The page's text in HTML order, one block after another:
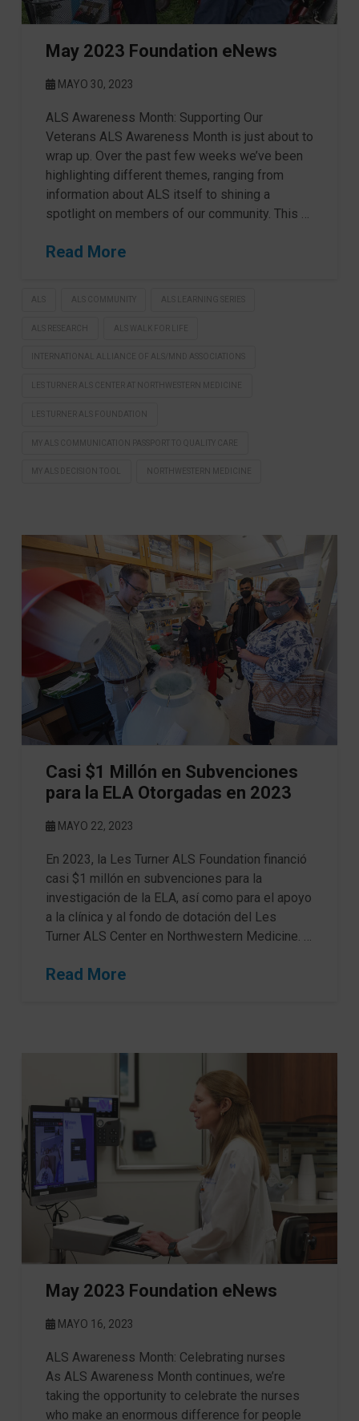
May 2023 Foundation eNews
MAYO 30, 2023
ALS Awareness Month: Supporting Our
Veterans ALS Awareness Month is just about to
wrap up. Over the past few weeks we’ve been
highlighting different themes, ranging from
information about ALS itself to shining a
spotlight on members of our community. This …
Read More
ALS ALS COMMUNITY ALS LEARNING SERIES
ALS RESEARCH ALS WALK FOR LIFE
INTERNATIONAL ALLIANCE OF ALS/MND ASSOCIATIONS
LES TURNER ALS CENTER AT NORTHWESTERN MEDICINE
LES TURNER ALS FOUNDATION
MY ALS COMMUNICATION PASSPORT TO QUALITY CARE
MY ALS DECISION TOOL NORTHWESTERN MEDICINE
Casi $1 Millón en Subvenciones
para la ELA Otorgadas en 2023
MAYO 22, 2023
En 2023, la Les Turner ALS Foundation financió
casi $1 millón en subvenciones para la
investigación de la ELA, así como para el apoyo
a la clínica y al fondo de dotación del Les
Turner ALS Center en Northwestern Medicine. …
Read More
May 2023 Foundation eNews
MAYO 16, 2023
ALS Awareness Month: Celebrating nurses
As ALS Awareness Month continues, we’re
taking the opportunity to celebrate the nurses
who make an enormous difference for people